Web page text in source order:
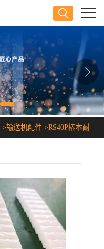
>输送机配件 >RS40P椿本耐